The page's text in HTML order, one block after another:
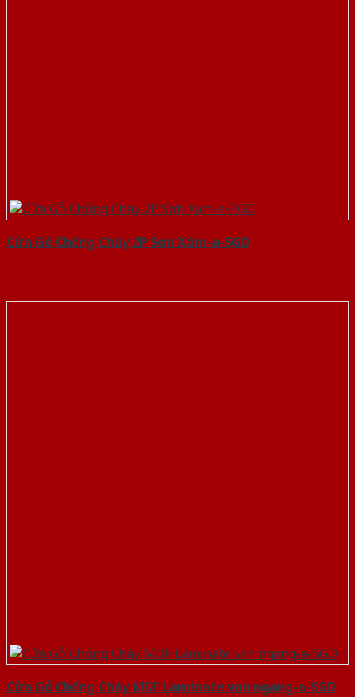
Cửa Gỗ Chống Cháy 2P Sơn Xám-a-SGD
Cửa Gỗ Chống Cháy MDF Laminate van ngang-a-SGD